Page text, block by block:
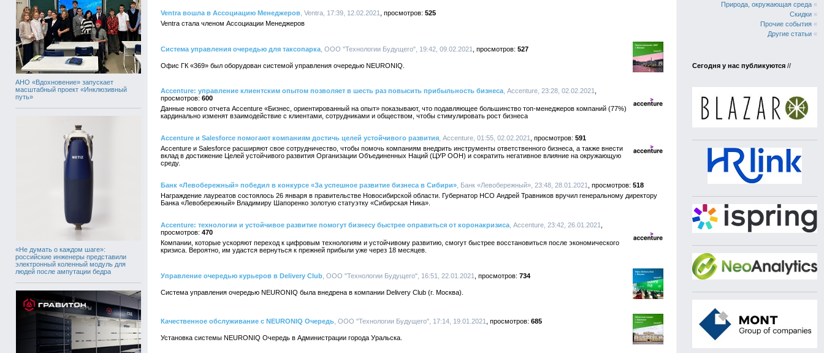
АНО «Вдохновение» запускает
масштабный проект «Инклюзивный
путь»
«Не думать о каждом шаге»:
российские инженеры представили
электронный коленный модуль для
людей после ампутации бедра
Ventra вошла в Ассоциацию Менеджеров , Ventra, 17:39, 12.02.2021
525
Ventra стала членом Ассоциации Менеджеров
Система управления очередью для таксопарка , ООО "Технологии Будущего", 19:42, 09.02.2021 527
Офис ГК «369» был оборудован системой управления очередью NEURONIQ.
Accenture: управление клиентским опытом позволяет в шесть раз повысить прибыльность бизнеса , Accenture, 23:28, 02.02.2021
600
Данные нового отчета Accenture «Бизнес, ориентированный на опыт» показывают, что подавляющее большинство топ-менеджеров компаний (77%)
кардинально изменят взаимодействие с клиентами, сотрудниками и обществом, чтобы стимулировать рост бизнеса
Accenture и Salesforce помогают компаниям достичь целей устойчивого развития , Accenture, 01:55, 02.02.2021
591
Accenture и Salesforce расширяют свое сотрудничество, чтобы помочь компаниям внедрить инструменты ответственного бизнеса, а также внести
вклад в достижение Целей устойчивого развития Организации Объединенных Наций (ЦУР ООН) и сократить негативное влияние на окружающую
среду.
Банк «Левобережный» победил в конкурсе «За успешное развитие бизнеса в Сибири» , Банк «Левобережный», 23:48, 28.01.2021
518
Награждение лауреатов состоялось 26 января в правительстве Новосибирской области. Губернатор НСО Андрей Травников вручил генеральному директору
Банка «Левобережный» Владимиру Шапоренко золотую статуэтку «Сибирская Ника».
Accenture: технологии и устойчивое развитие помогут бизнесу быстрее оправиться от коронакризиса , Accenture, 23:42, 26.01.2021
470
Компании, которые ускоряют переход к цифровым технологиям и устойчивому развитию, смогут быстрее восстановиться после экономического
кризиса. Вероятно, им удастся вернуться к прежней прибыли уже через 18 месяцев.
Управление очередью курьеров в Delivery Club , ООО "Технологии Будущего", 16:51, 22.01.2021 734
Система управления очередью NEURONIQ была внедрена в компании Delivery Club (г. Москва).
Качественное обслуживание с NEURONIQ Очередь , ООО "Технологии Будущего", 17:14, 19.01.2021 685
Установка системы NEURONIQ Очередь в Администрации города Уральска.
Природа, окружающая среда «
Скидки «
Прочие события «
Другие статьи «
Сегодня у нас публикуются //